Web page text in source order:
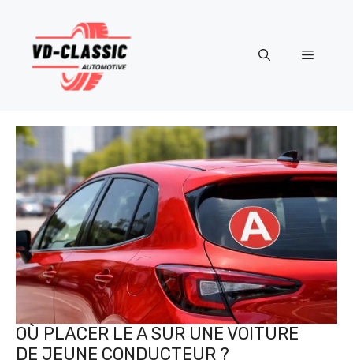
contenu
Menu
OÙ PLACER LE A SUR UNE VOITURE
DE JEUNE CONDUCTEUR ?